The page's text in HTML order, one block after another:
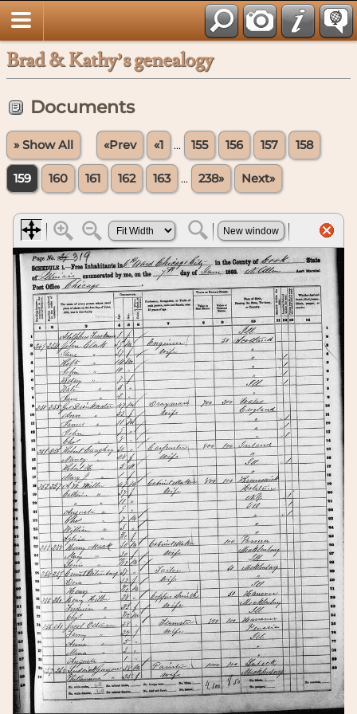
Brad & Kathy’s genealogy
Documents
» Show All «Prev «1 ... 155 156 157 158
159 160 161 162 163 ... 238» Next»